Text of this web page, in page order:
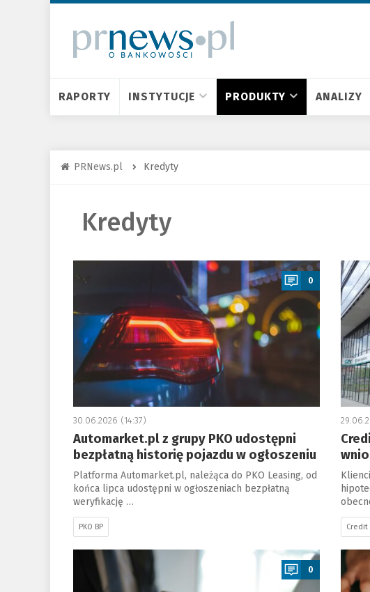
RAPORTY INSTYTUCJE PRODUKTY ANALIZY
PRNews.pl Kredyty
Kredyty
a
0
30.06.2026 (14:37)
Automarket.pl z grupy PKO udostępni
bezpłatną historię pojazdu w ogłoszeniu
Platforma Automarket.pl, należąca do PKO Leasing, od
końca lipca udostępni w ogłoszeniach bezpłatną
weryfikację …
PKO BP
a
Credit
a
0
a